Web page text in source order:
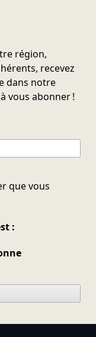
région,
recevez
dans notre
vous abonner !
que vous
: